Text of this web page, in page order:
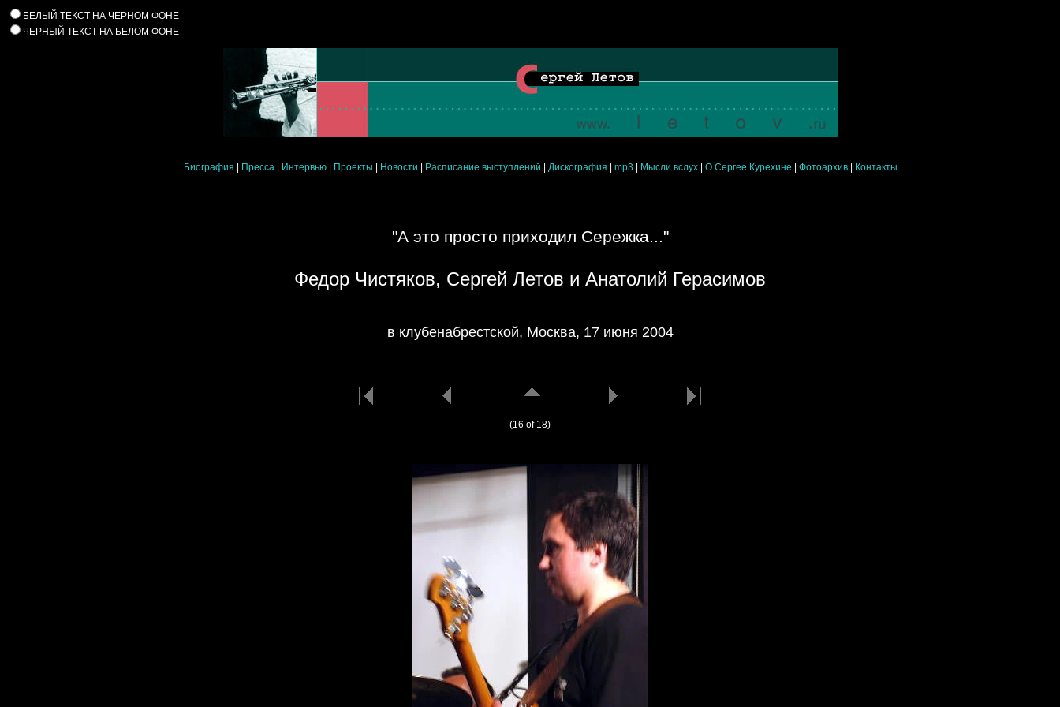
БЕЛЫЙ ТЕКСТ НА ЧЕРНОМ ФОНЕ
ЧЕРНЫЙ ТЕКСТ НА БЕЛОМ ФОНЕ
Биография | Пресса | Интервью | Проекты | Новости | Расписание выступлений | Дискография | mp3 | Мысли вслух | О Сергее Курехине | Фотоархив | Контакты
"А это просто приходил Сережка..."
Федор Чистяков, Сергей Летов и Анатолий Герасимов
в клубенабрестской, Москва, 17 июня 2004
(16 of 18)